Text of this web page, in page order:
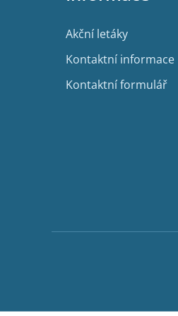
Akční letáky
Kontaktní informace
Kontaktní formulář